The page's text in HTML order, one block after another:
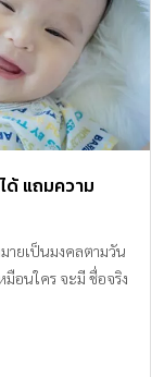
ด้ แถมความ
ายเป็นมงคลตามวัน
มือนใคร จะมี ชื่อจริง